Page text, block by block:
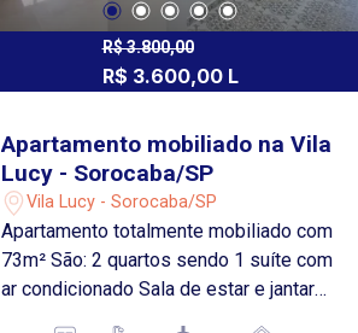
diferentes pontos da cidade Ótima
opção para quem busca comodidade
em imóvel para aluguel Condomínio
Salão de jogos Academia
Churrasqueiras Espaço mulher e sala
de massagem Espaço zen Pista de
caminhada Piscinas adulto e infantil
Espaço kids
R$ 3.800,00
R$ 3.600,00 L
Apartamento mobiliado na Vila
Lucy - Sorocaba/SP
Vila Lucy - Sorocaba/SP
Apartamento totalmente mobiliado com
73m² São: 2 quartos sendo 1 suíte com
ar condicionado Sala de estar e jantar